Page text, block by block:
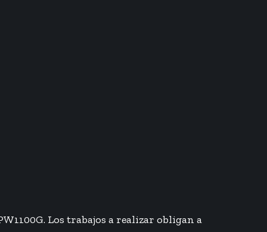
Los trabajos a realizar obligan a